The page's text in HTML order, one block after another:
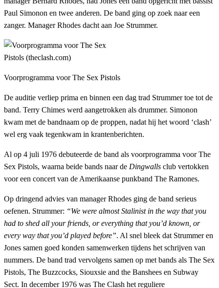
Paul Simonon en twee anderen. De band ging op zoek naar een
zanger. Manager Rhodes dacht aan Joe Strummer.
Voorprogramma voor The Sex Pistols
De auditie verliep prima en binnen een dag trad Strummer toe tot de
band. Terry Chimes werd aangetrokken als drummer. Simonon
kwam met de bandnaam op de proppen, nadat hij het woord ‘clash’
wel erg vaak tegenkwam in krantenberichten.
Al op 4 juli 1976 debuteerde de band als voorprogramma voor The
Sex Pistols, waarna beide bands naar de Dingwalls club vertokken
voor een concert van de Amerikaanse punkband The Ramones.
Op dringend advies van manager Rhodes ging de band serieus
oefenen. Strummer: “We were almost Stalinist in the way that you
had to shed all your friends, or everything that you’d known, or
every way that you’d played before”. Al snel bleek dat Strummer en
Jones samen goed konden samenwerken tijdens het schrijven van
nummers. De band trad vervolgens samen op met bands als The Sex
Pistols, The Buzzcocks, Siouxsie and the Banshees en Subway
Sect. In december 1976 was The Clash het reguliere